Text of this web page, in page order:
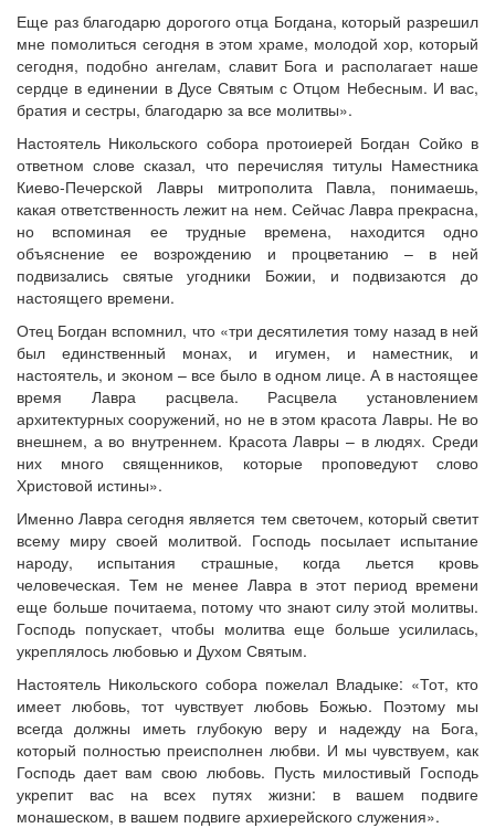
Еще раз благодарю дорогого отца Богдана, который разрешил
мне помолиться сегодня в этом храме, молодой хор, который
сегодня, подобно ангелам, славит Бога и располагает наше
сердце в единении в Дусе Святым с Отцом Небесным. И вас,
братия и сестры, благодарю за все молитвы».
Настоятель Никольского собора протоиерей Богдан Сойко в
ответном слове сказал, что перечисляя титулы Наместника
Киево-Печерской Лавры митрополита Павла, понимаешь,
какая ответственность лежит на нем. Сейчас Лавра прекрасна,
но вспоминая ее трудные времена, находится одно
объяснение ее возрождению и процветанию – в ней
подвизались святые угодники Божии, и подвизаются до
настоящего времени.
Отец Богдан вспомнил, что «три десятилетия тому назад в ней
был единственный монах, и игумен, и наместник, и
настоятель, и эконом – все было в одном лице. А в настоящее
время Лавра расцвела. Расцвела установлением
архитектурных сооружений, но не в этом красота Лавры. Не во
внешнем, а во внутреннем. Красота Лавры – в людях. Среди
них много священников, которые проповедуют слово
Христовой истины».
Именно Лавра сегодня является тем светочем, который светит
всему миру своей молитвой. Господь посылает испытание
народу, испытания страшные, когда льется кровь
человеческая. Тем не менее Лавра в этот период времени
еще больше почитаема, потому что знают силу этой молитвы.
Господь попускает, чтобы молитва еще больше усилилась,
укреплялось любовью и Духом Святым.
Настоятель Никольского собора пожелал Владыке: «Тот, кто
имеет любовь, тот чувствует любовь Божью. Поэтому мы
всегда должны иметь глубокую веру и надежду на Бога,
который полностью преисполнен любви. И мы чувствуем, как
Господь дает вам свою любовь. Пусть милостивый Господь
укрепит вас на всех путях жизни: в вашем подвиге
монашеском, в вашем подвиге архиерейского служения».